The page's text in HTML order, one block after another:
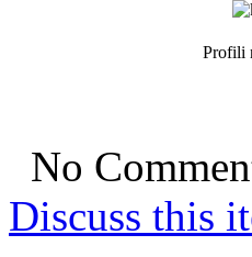
Profili
No
Discuss this